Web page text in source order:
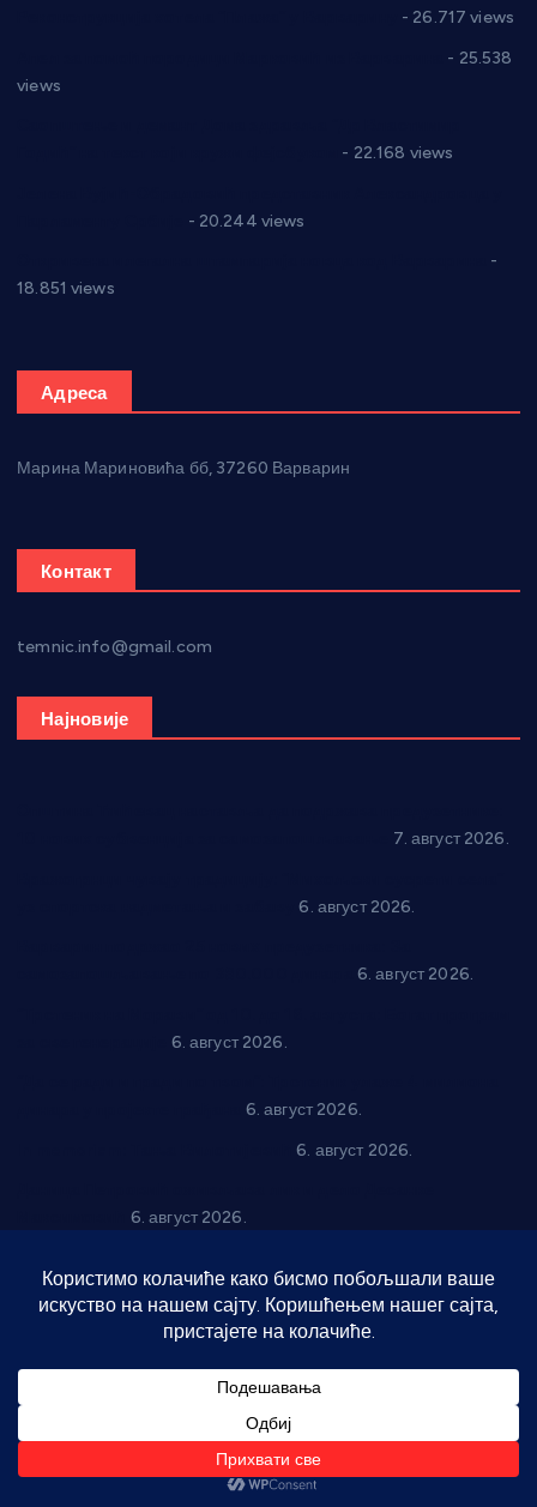
- 26.717 views
- 25.538
views
- 22.168 views
- 20.244 views
-
18.851 views
Адреса
Марина Мариновића бб, 37260 Варварин
Контакт
temnic.info@gmail.com
Најновије
7. август 2026.
6. август 2026.
6. август 2026.
6. август 2026.
6. август 2026.
6. август 2026.
6. август 2026.
2026.
Нова игралишта стижу у Бошњане, Доњи Катун и Парцане